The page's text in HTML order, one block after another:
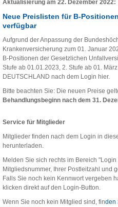
Aktualisierung am 22. Dezember 2022:
Neue Preislisten für B-
verfügbar
Aufgrund der Anpassung der
Krankenversicherung zum 01. Januar
B-Positionen der Gesetzlichen
Stufe ab 01.01.2023, 2. Stufe ab 01.
DEUTSCHLAND nach dem Login hier.
Bitte beachten Sie: Die neuen Preise
Behandlungsbeginn nach dem 31.
Service für Mitglieder
Mitglieder finden nach dem Login in
herunterladen.
Melden Sie sich rechts im Bereich
Mitgliedsnummer, Ihrer Postleitzahl und
Falls Sie noch kein Kennwort vergeben
klicken direkt auf den Login-Button.
Wenn Sie noch kein Mitglied sind, finden